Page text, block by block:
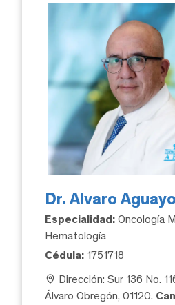
Dr. Alvaro
Especialidad: Oncología
Hematología
Cédula: 1751718
Dirección: Sur 136 No.
Álvaro Obregón, 01120.